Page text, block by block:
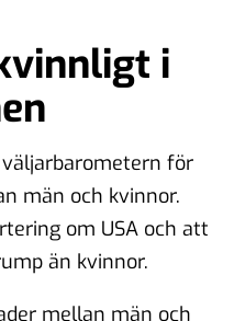
i
för
män och kvinnor.
om USA och att
än kvinnor.
mellan män och